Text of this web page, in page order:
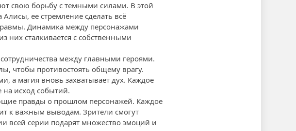
свою борьбу с темными силами. В этой
ее стремление сделать всё
Динамика между персонажами
них сталкивается с собственными
между главными героями.
чтобы противостоять общему врагу.
а магия вновь захватывает дух. Каждое
исход событий.
правды о прошлом персонажей. Каждое
к важным выводам. Зрители смогут
всей серии подарят множество эмоций и